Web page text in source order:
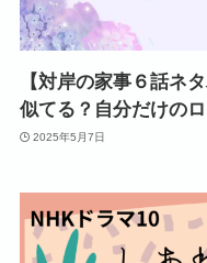
【対岸の家事６話ネ
似てる？自分だけの
2025年5月7日